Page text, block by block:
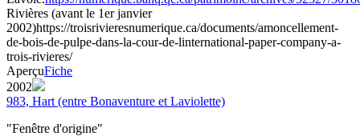
Rivières (avant le 1er janvier
2002)https://troisrivieresnumerique.ca/documents/amoncellement-
de-bois-de-pulpe-dans-la-cour-de-linternational-paper-company-a-
trois-rivieres/
AperçuFiche
2002
983, Hart (entre Bonaventure et Laviolette)
"Fenêtre d'origine"